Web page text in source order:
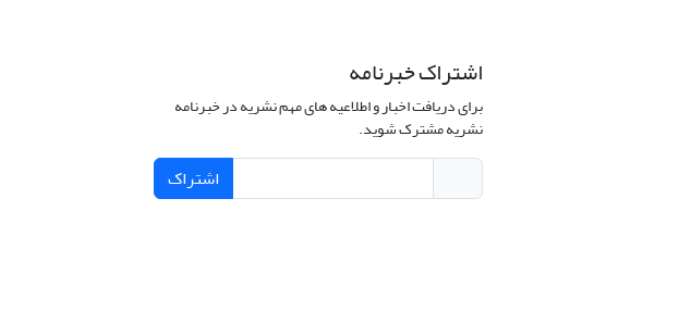
اشتراک خبرنامه
برای دریافت اخبار و اطلاعیه های مهم نشریه در خبرنامه
نشریه مشترک شوید.
اشتراک